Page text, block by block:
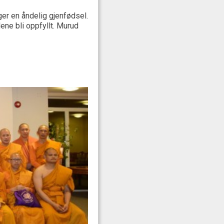
en åndelig gjenfødsel.
bli oppfyllt. Murud